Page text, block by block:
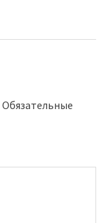
Обязательные